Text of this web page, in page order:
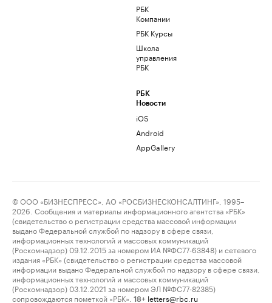
РБК
Компании
РБК Курсы
Школа
управления
РБК
РБК
Новости
iOS
Android
AppGallery
© ООО «БИЗНЕСПРЕСС», АО «РОСБИЗНЕСКОНСАЛТИНГ», 1995–
2026. Сообщения и материалы информационного агентства «РБК»
(свидетельство о регистрации средства массовой информации
выдано Федеральной службой по надзору в сфере связи,
информационных технологий и массовых коммуникаций
(Роскомнадзор) 09.12.2015 за номером ИА №ФС77-63848) и сетевого
издания «РБК» (свидетельство о регистрации средства массовой
информации выдано Федеральной службой по надзору в сфере связи,
информационных технологий и массовых коммуникаций
(Роскомнадзор) 03.12.2021 за номером ЭЛ №ФС77-82385)
сопровождаются пометкой «РБК».
18+ letters@rbc.ru